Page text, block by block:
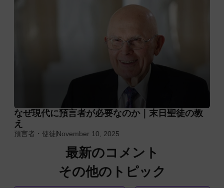
なぜ現代に預言者が必要なのか｜末日聖徒の教
え
預言者・使徒November 10, 2025
最新のコメント
その他のトピック